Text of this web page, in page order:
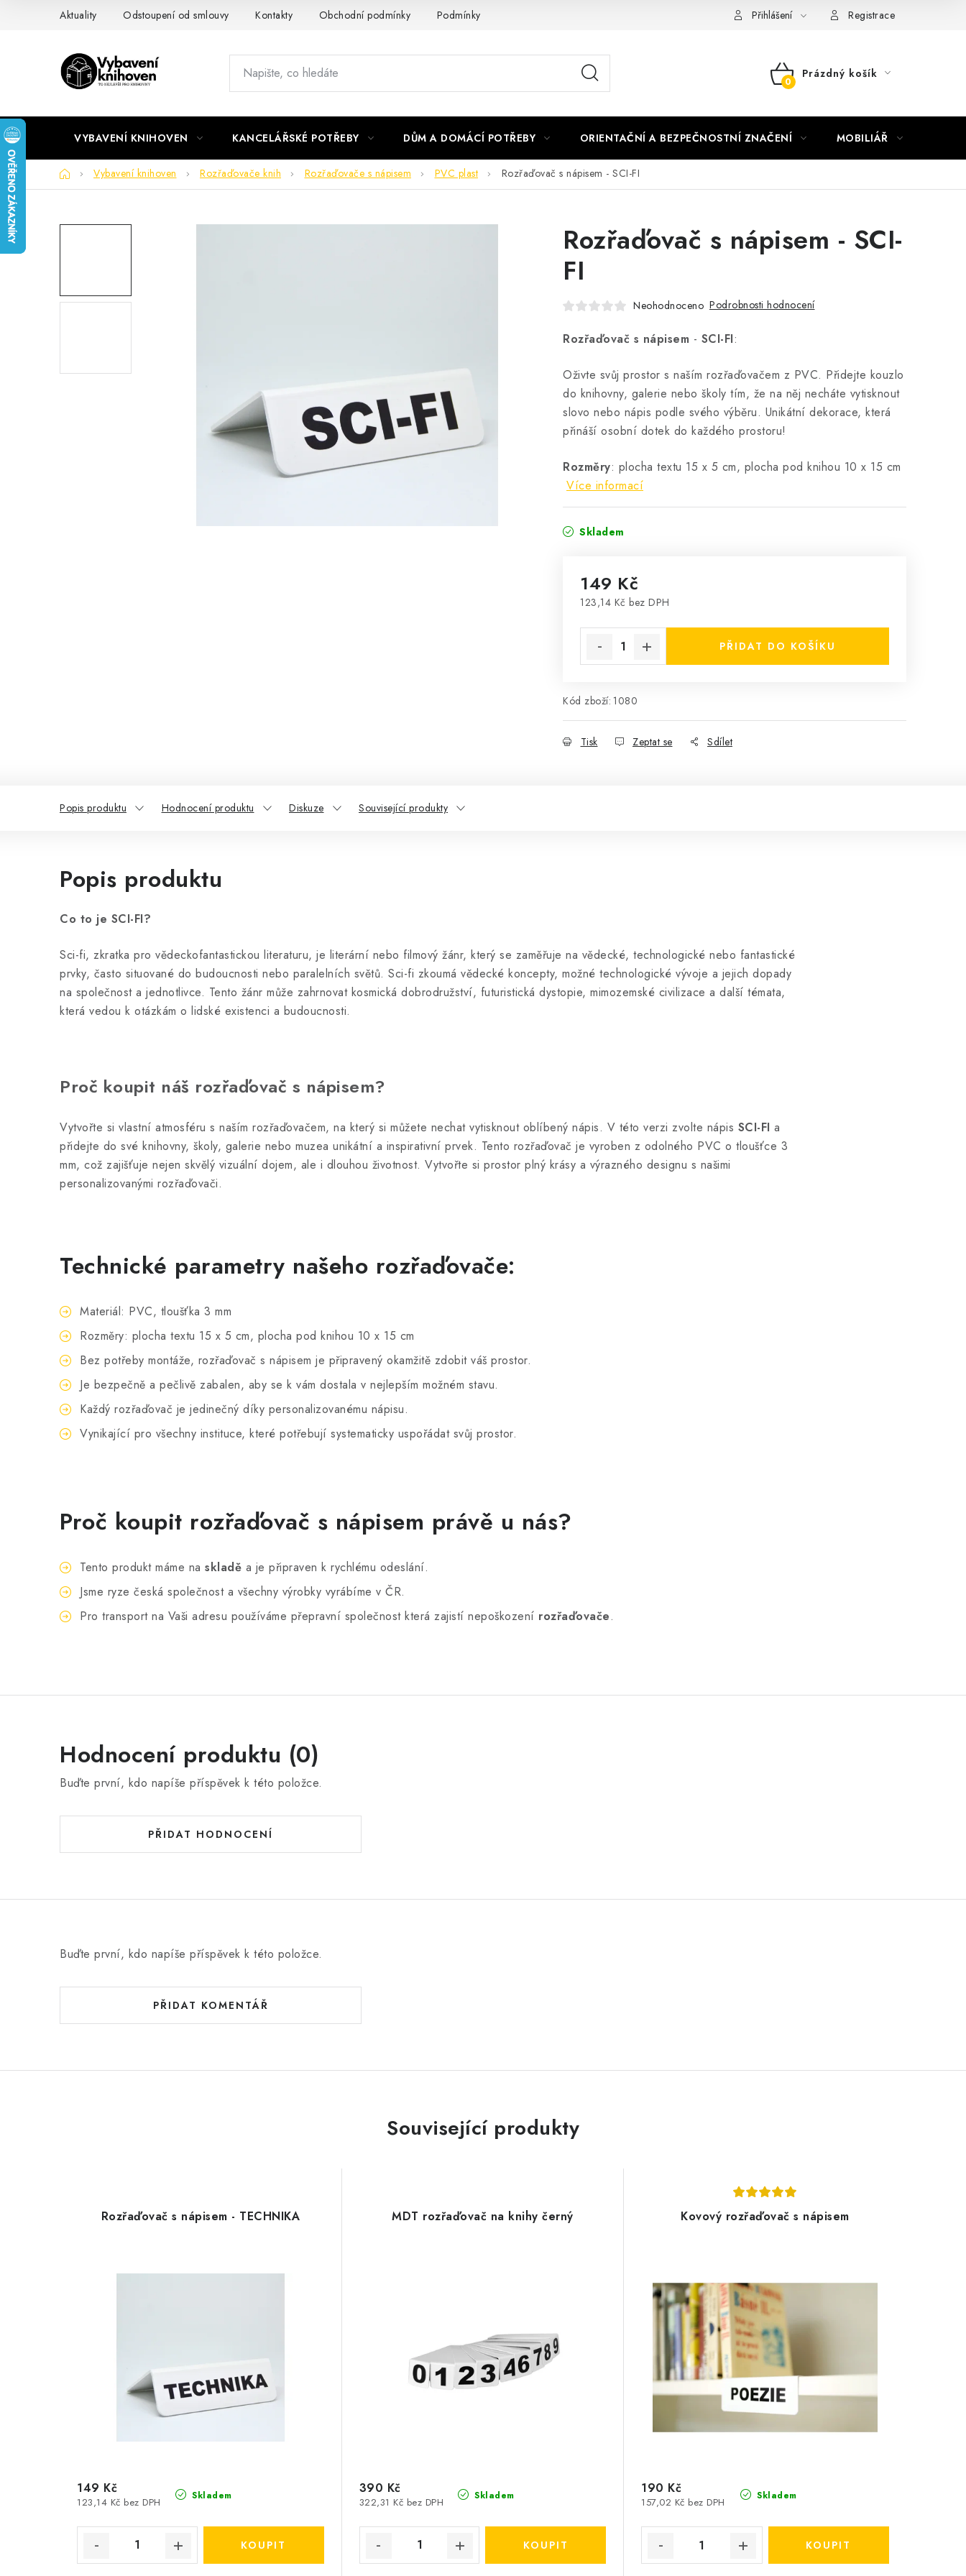
Aktuality Odstoupení od smlouvy Kontakty Obchodní podmínky Podmínky ochrany osobních údajů Nepřebraná dobírka
Přihlášení Registrace
NÁKUPNÍ
Prázdný košík
VYBAVENÍ KNIHOVEN KANCELÁŘSKÉ POTŘEBY DŮM A DOMÁCÍ POTŘEBY ORIENTAČNÍ A BEZPEČNOSTNÍ ZNAČENÍ MOBILIÁŘ
DomůVybavení knihoven Rozřaďovače knih Rozřaďovače s nápisem PVC plast Rozřaďovač s nápisem - SCI-FI
Rozřaďovač s nápisem - SCI-
FI
Neohodnoceno Podrobnosti hodnocení
Rozřaďovač s nápisem - SCI-FI:
Oživte svůj prostor s naším rozřaďovačem z PVC. Přidejte kouzlo
do knihovny, galerie nebo školy tím, že na něj necháte vytisknout
slovo nebo nápis podle svého výběru. Unikátní dekorace, která
přináší osobní dotek do každého prostoru!
Rozměry: plocha textu 15 x 5 cm, plocha pod knihou 10 x 15 cm
Více informací
Skladem
149 Kč
123,14 Kč bez DPH
PŘIDAT DO KOŠÍKU
Kód zboží: 1080
Tisk Zeptat se Sdílet
Popis produktu Hodnocení produktu Diskuze Související produkty
Popis produktu
Co to je SCI-FI?
Sci-fi, zkratka pro vědeckofantastickou literaturu, je literární nebo filmový žánr, který se zaměřuje na vědecké, technologické nebo fantastické
prvky, často situované do budoucnosti nebo paralelních světů. Sci-fi zkoumá vědecké koncepty, možné technologické vývoje a jejich dopady
na společnost a jednotlivce. Tento žánr může zahrnovat kosmická dobrodružství, futuristická dystopie, mimozemské civilizace a další témata,
která vedou k otázkám o lidské existenci a budoucnosti.
Proč koupit náš rozřaďovač s nápisem?
Vytvořte si vlastní atmosféru s naším rozřaďovačem, na který si můžete nechat vytisknout oblíbený nápis. V této verzi zvolte nápis SCI-FI a
přidejte do své knihovny, školy, galerie nebo muzea unikátní a inspirativní prvek. Tento rozřaďovač je vyroben z odolného PVC o tloušťce 3
mm, což zajišťuje nejen skvělý vizuální dojem, ale i dlouhou životnost. Vytvořte si prostor plný krásy a výrazného designu s našimi
personalizovanými rozřaďovači.
Technické parametry našeho rozřaďovače:
Materiál: PVC, tloušťka 3 mm
Rozměry: plocha textu 15 x 5 cm, plocha pod knihou 10 x 15 cm
Bez potřeby montáže, rozřaďovač s nápisem je připravený okamžitě zdobit váš prostor.
Je bezpečně a pečlivě zabalen, aby se k vám dostala v nejlepším možném stavu.
Každý rozřaďovač je jedinečný díky personalizovanému nápisu.
Vynikající pro všechny instituce, které potřebují systematicky uspořádat svůj prostor.
Proč koupit rozřaďovač s nápisem právě u nás?
Tento produkt máme na skladě a je připraven k rychlému odeslání.
Jsme ryze česká společnost a všechny výrobky vyrábíme v ČR.
Pro transport na Vaši adresu používáme přepravní společnost která zajistí nepoškození rozřaďovače.
Hodnocení produktu (0)
Buďte první, kdo napíše příspěvek k této položce.
PŘIDAT HODNOCENÍ
Buďte první, kdo napíše příspěvek k této položce.
PŘIDAT KOMENTÁŘ
Související produkty
Rozřaďovač s nápisem - TECHNIKA
Skladem
123,14 Kč bez DPH
149 Kč
MDT rozřaďovač na knihy černý
Skladem
322,31 Kč bez DPH
390 Kč
Kovový rozřaďovač s nápisem
Skladem
157,02 Kč bez DPH
190 Kč